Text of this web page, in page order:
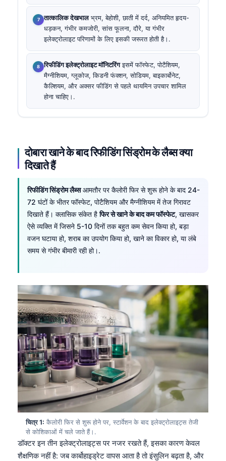
तात्कालिक देखभालभ्रम, बेहोशी, छाती में दर्द, अनियमित हृदय-
धड़कन, गंभीर कमजोरी, सांस फूलना, दौरे, या गंभीर
इलेक्ट्रोलाइट परिणामों के लिए इसकी जरूरत होती है।.
रिफीडिंग इलेक्ट्रोलाइट मॉनिटरिंगइसमें फॉस्फेट, पोटैशियम,
मैग्नीशियम, ग्लूकोज, किडनी फंक्शन, सोडियम, बाइकार्बोनेट,
कैल्शियम, और अक्सर फीडिंग से पहले थायमिन उपचार शामिल
होना चाहिए।.
दोबारा खाने के बाद रिफीडिंग सिंड्रोम के लैब्स क्या
दिखाते हैं
रिफीडिंग सिंड्रोम लैब्सआमतौर पर कैलोरी फिर से शुरू होने के बाद 24-
72 घंटों के भीतर फॉस्फेट, पोटैशियम और मैग्नीशियम में तेज गिरावट
दिखाते हैं। क्लासिक संकेत हैफिर से खाने के बाद कम फॉस्फेट, खासकर
ऐसे व्यक्ति में जिसने 5-10 दिनों तक बहुत कम सेवन किया हो, बड़ा
वजन घटाया हो, शराब का उपयोग किया हो, खाने का विकार हो, या लंबे
समय से गंभीर बीमारी रही हो।.
चित्र 1: कैलोरी फिर से शुरू होने पर, स्टार्वेशन के बाद इलेक्ट्रोलाइट्स तेजी
से कोशिकाओं में चले जाते हैं।.
डॉक्टर इन तीन इलेक्ट्रोलाइट्स पर नजर रखते हैं, इसका कारण केवल
शैक्षणिक नहीं है: जब कार्बोहाइड्रेट वापस आता है तो इंसुलिन बढ़ता है, और